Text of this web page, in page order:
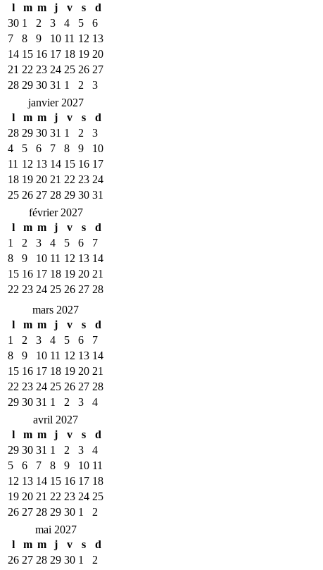
l
m m j v s
d
30 1 2 3 4 5
6
7
8 9 10 11 12 13
14 15 16 17 18 19 20
21 22 23 24 25 26 27
28 29 30 31 1 2
3
janvier 2027
l
m m j v s
d
28 29 30 31 1 2
3
4
5 6 7 8 9
10
11 12 13 14 15 16 17
18 19 20 21 22 23 24
25 26 27 28 29 30 31
février 2027
l
m m j v s
d
1
2 3 4 5 6
7
8
9 10 11 12 13 14
15 16 17 18 19 20 21
22 23 24 25 26 27 28
mars 2027
l
m m j v s
d
1
2 3 4 5 6
7
8
9 10 11 12 13 14
15 16 17 18 19 20 21
22 23 24 25 26 27 28
29 30 31 1 2 3
4
avril 2027
l
m m j v s
d
29 30 31 1 2 3
4
5
6 7 8 9 10 11
12 13 14 15 16 17 18
19 20 21 22 23 24 25
26 27 28 29 30 1
2
mai 2027
l
m m j v s
d
26 27 28 29 30 1
2